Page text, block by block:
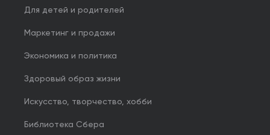
Для детей и родителей
Маркетинг и продажи
Экономика и политика
Здоровый образ жизни
Искусство, творчество, хобби
Библиотека Сбера